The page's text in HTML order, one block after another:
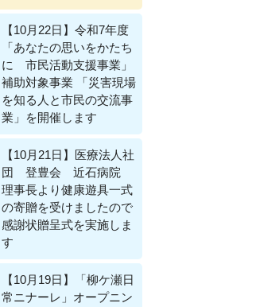
【10月22日】令和7年度
「あなたの思いをかたち
に 市民活動支援事業」
補助対象事業 「災害現場
を知る人と市民の交流事
業」を開催します
【10月21日】医療法人社
団 登豊会 近石病院
理事長より健康遊具一式
の寄贈を受けましたので
感謝状贈呈式を実施しま
す
【10月19日】「柳ケ瀬日
常ニナーレ」オープニン